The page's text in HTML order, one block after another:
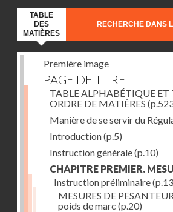
TABLE
DES
MATIÈRES
RECHERCHE DANS
Première image
PAGE DE TITRE
TABLE ALPHABÉTIQUE
ORDRE DE MATIÈRES
Manière de se servir du
Introduction(p.5)
Instruction générale(p.10)
CHAPITRE PREMIER.
Instruction préliminaire
MESURES DE
poids de marc (p.20)